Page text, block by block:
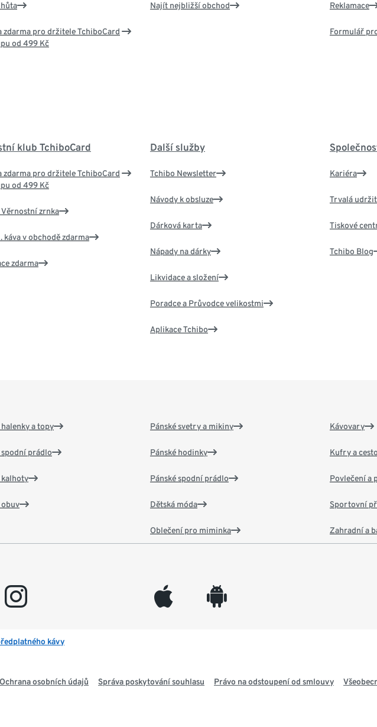
zdarma pro držitele TchiboCard
od 499 Kč
Najít nejbližší obchod Reklamace
Formulář
klub TchiboCard
zdarma pro držitele TchiboCard
od 499 Kč
Věrnostní zrnka
káva v obchodě zdarma
zdarma
Další služby
Tchibo Newsletter
Návody k obsluze
Dárková karta
Nápady na dárky
Likvidace a složení
Poradce a Průvodce velikostmi
Aplikace Tchibo
Kariéra
Trvalá
Tiskové
Tchibo Blog
halenky a topy
spodní prádlo
kalhoty
obuv
Pánské svetry a mikiny
Pánské hodinky
Pánské spodní prádlo
Dětská móda
Oblečení pro miminka
Kávovary
Kufry a
Povlečení a
Sportovní
Zahradní a
instagram appleinc android
kávy
Ochrana osobních údajů Správa poskytování souhlasu Právo na odstoupení od smlouvy